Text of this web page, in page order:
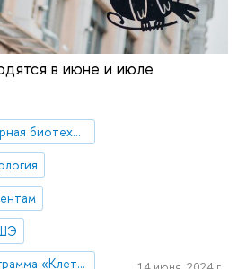
в июне и июле
клеточная и молекулярная биотехнология
Образовательная программа «Клеточная и молекулярная биотехнология»